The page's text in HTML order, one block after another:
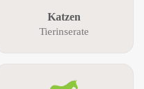
Katzen
Tierinserate